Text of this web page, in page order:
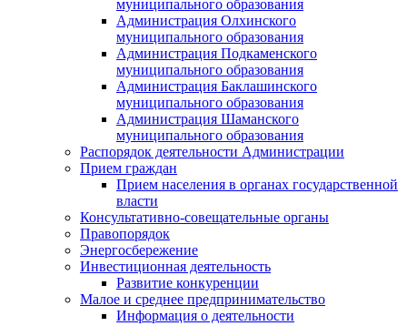
муниципального образования
Администрация Олхинского
муниципального образования
Администрация Подкаменского
муниципального образования
Администрация Баклашинского
муниципального образования
Администрация Шаманского
муниципального образования
Распорядок деятельности Администрации
Прием граждан
Прием населения в органах государственной
власти
Консультативно-совещательные органы
Правопорядок
Энергосбережение
Инвестиционная деятельность
Развитие конкуренции
Малое и среднее предпринимательство
Информация о деятельности